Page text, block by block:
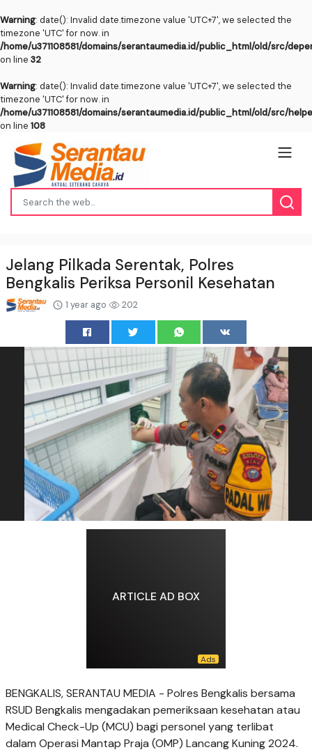
Warning: date(): Invalid date.timezone value 'UTC+7', we selected the
timezone 'UTC' for now. in
/home/u371108581/domains/serantaumedia.id/public_html/old/src/
on line 32
Warning: date(): Invalid date.timezone value 'UTC+7', we selected the
timezone 'UTC' for now. in
/home/u371108581/domains/serantaumedia.id/public_html/old/src/
on line 108
Jelang Pilkada Serentak, Polres
Bengkalis Periksa Personil Kesehatan
1 year ago 202
ARTICLE AD BOX
BENGKALIS, SERANTAU MEDIA - Polres Bengkalis bersama
RSUD Bengkalis mengadakan pemeriksaan kesehatan atau
Medical Check-Up (MCU) bagi personel yang terlibat
dalam Operasi Mantap Praja (OMP) Lancang Kuning 2024.